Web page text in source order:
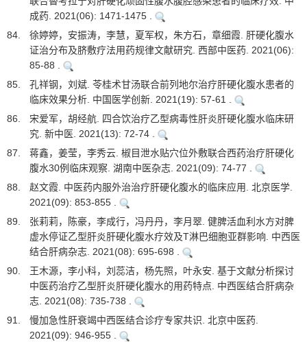
成药. 2021(06): 1471-1475 .
84.
徐婷婷，安振涛，李慧，夏军权，朱方石，章细霞. 肝硬化腹水
证治分布及脐敷疗法用药规律文献研究. 西部中医药. 2021(06):
85-88 .
85.
孔祥钢，刘斌. 苓桂术甘汤联合前列地尔治疗肝硬化腹水患者的
临床效果分析. 中国医学创新. 2021(19): 57-61 .
86.
宋爱军，胡经航. 四合饮治疗乙型病毒性肝炎肝硬化腹水临床研
究. 新中医. 2021(13): 72-74 .
87.
蒋鑫，姜莹，李秀云. 椒目泄水贴穴位外敷联合西药治疗肝硬化
腹水30例临床观察. 湖南中医杂志. 2021(09): 74-77 .
88.
赵文霞. 中医药内服外治治疗肝硬化腹水的临床应用. 北京医学.
2021(09): 853-855 .
89.
张莉莉，陈豪，李成行，冯丹丹，李月翠. 健脾活血利水方对脾
虚水停证乙型肝炎肝硬化腹水疗效及T淋巴细胞亚群影响. 中西医
结合肝病杂志. 2021(08): 695-698 .
90.
王木源，李小科，刘蕊洁，杨先照，叶永安. 基于文献分析探讨
中医药治疗乙型肝炎肝硬化腹水的用药特点. 中西医结合肝病杂
志. 2021(08): 735-738 .
91.
慢加急性肝衰竭中西医结合诊疗专家共识. 北京中医药.
2021(09): 946-955 .